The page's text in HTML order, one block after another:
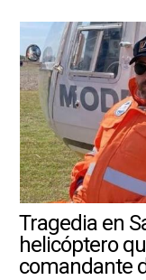
Tragedia en
helicóptero
comandante